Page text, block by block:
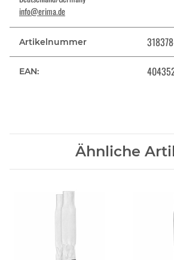
info@erima.de
Artikelnummer
EAN:
Ähnliche